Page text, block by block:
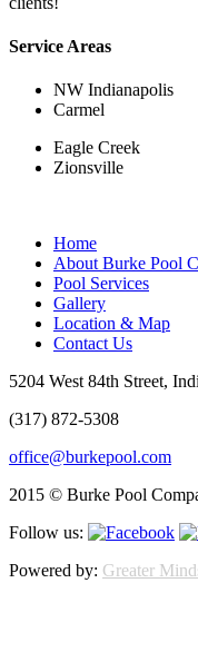
Service Areas
NW Indianapolis
Carmel
Eagle Creek
Zionsville
Home
About Burke Pool
Pool Services
Gallery
Location & Map
Contact Us
5204 West 84th Street,
(317) 872-5308
office@burkepool.com
2015 © Burke Pool
Follow us:
Powered by: Greater